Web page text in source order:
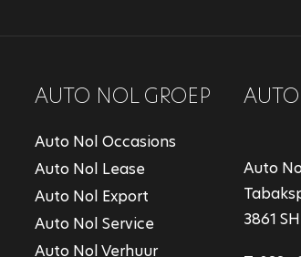
AUTO NOL GROEP
Auto Nol Occasions
Auto Nol Lease
Auto Nol Export
Auto Nol Service
Auto Nol Verhuur
Auto
3861